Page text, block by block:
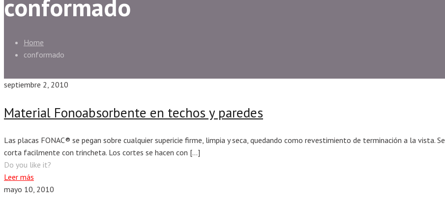
conformado
Home
conformado
septiembre 2, 2010
Material Fonoabsorbente en techos y paredes
Las placas FONAC® se pegan sobre cualquier supericie firme, limpia y seca, quedando como revestimiento de terminación a la vista. Se
corta facilmente con trincheta. Los cortes se hacen con […]
Do you like it?
Leer más
mayo 10, 2010